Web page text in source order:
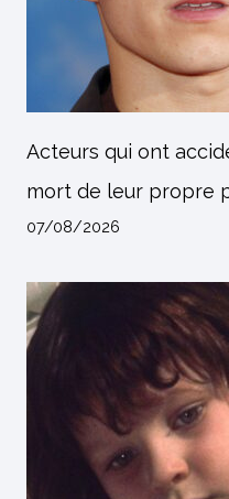
Acteurs qui ont
mort de leur propre
07/08/2026